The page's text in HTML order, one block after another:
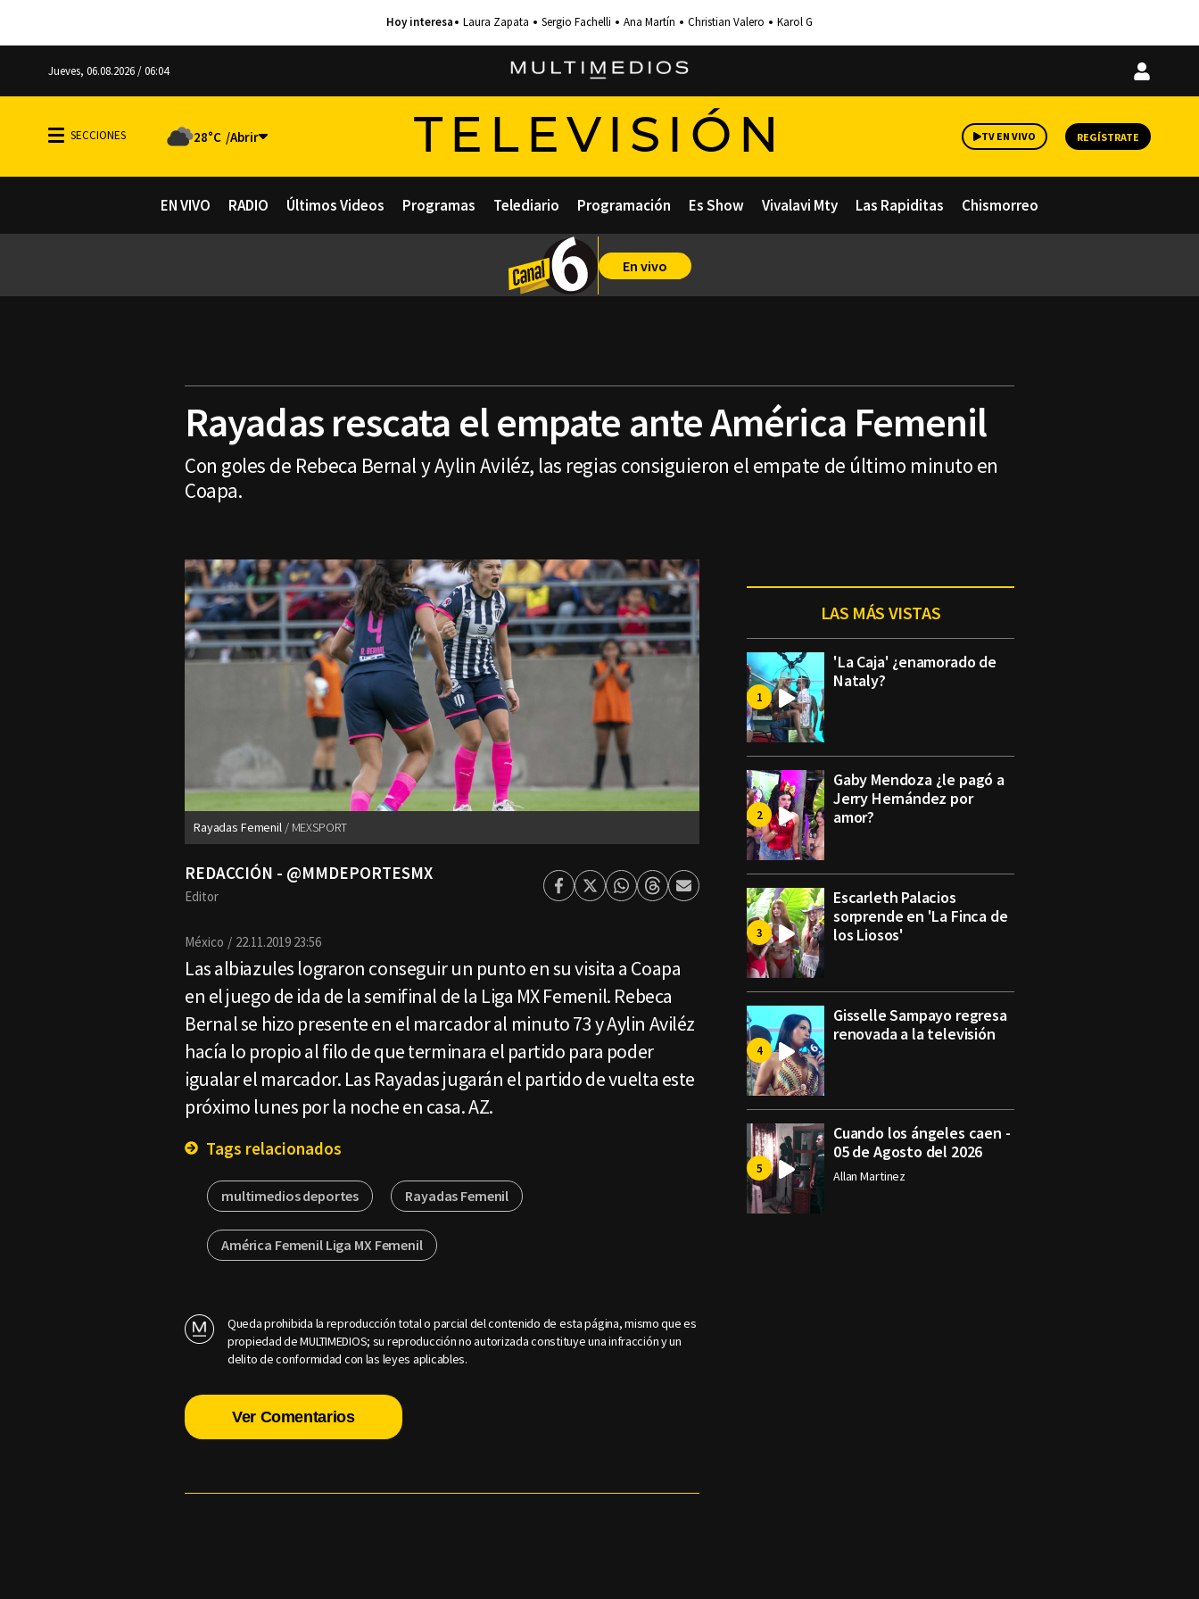
Laura Zapata Sergio Fachelli Ana Martín Christian Valero Karol G
Jueves, 06.08.2026 / 06:04
Iniciar
28°C TELEVISIÓN TV EN VIVO REGÍSTRATE
EN VIVO RADIO Últimos Videos Programas Telediario Programación Es Show Vivalavi Mty Las Rapiditas Chismorreo
En vivo
Rayadas rescata el empate ante América Femenil
Con goles de Rebeca Bernal y Aylin Aviléz, las regias consiguieron el empate de último minuto en
Coapa.
Rayadas Femenil MEXSPORT
REDACCIÓN - @MMDEPORTESMX
Editor Facebook
TwitterWhatsapp
ThreadsEnviar
México 22.11.2019 23:56
Las albiazules lograron conseguir un punto en su visita a Coapa
en el juego de ida de la semifinal de la Liga MX Femenil. Rebeca
Bernal se hizo presente en el marcador al minuto 73 y Aylin Aviléz
hacía lo propio al filo de que terminara el partido para poder
igualar el marcador. Las Rayadas jugarán el partido de vuelta este
próximo lunes por la noche en casa. AZ.
Tags relacionados
multimedios deportes Rayadas Femenil
América Femenil Liga MX Femenil
Queda prohibida la reproducción total o parcial del contenido de esta página, mismo que es
propiedad de MULTIMEDIOS; su reproducción no autorizada constituye una infracción y un
delito de conformidad con las leyes aplicables.
Ver Comentarios
LAS MÁS VISTAS
'La Caja' ¿enamorado de
Nataly?
Gaby Mendoza ¿le pagó a
Jerry Hernández por
amor?
Escarleth Palacios
sorprende en 'La Finca de
los Liosos'
Gisselle Sampayo regresa
renovada a la televisión
Cuando los ángeles caen -
05 de Agosto del 2026
Allan Martinez